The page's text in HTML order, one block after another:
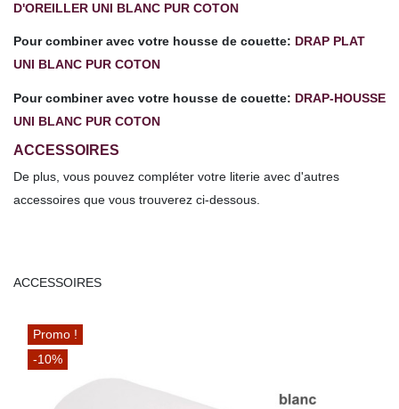
D'OREILLER UNI BLANC PUR COTON
Pour combiner avec votre housse de couette: DRAP PLAT
UNI BLANC PUR COTON
Pour combiner avec votre housse de couette: DRAP-HOUSSE
UNI BLANC PUR COTON
ACCESSOIRES
De plus, vous pouvez compléter votre literie avec d'autres
accessoires que vous trouverez ci-dessous.
ACCESSOIRES